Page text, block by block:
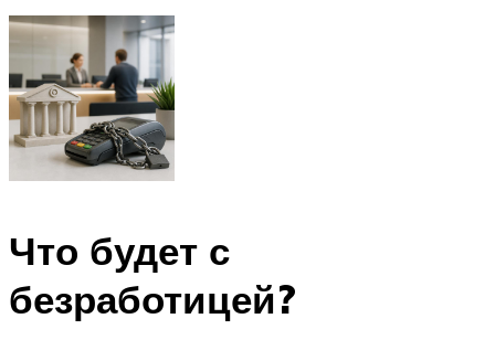
Что будет с
безработицей?